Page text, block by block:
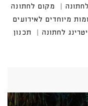
מקום לחתונה
מיוחדים לאירועים
לחתונה
תכנון